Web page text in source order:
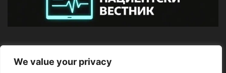
We value your privacy